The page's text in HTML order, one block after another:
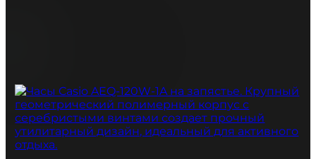
Telegram
ПОСОВЕТУЙТЕСЬ
С НАШИМ ЭКСПЕРТОМ